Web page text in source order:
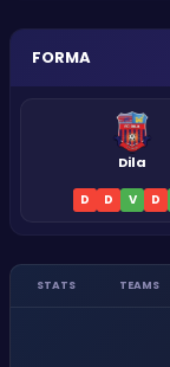
FORMA
Dila
D D V D
STATS TEAMS